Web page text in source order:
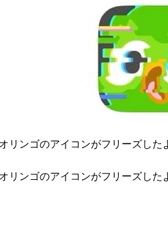
リンゴのアイコンがフリーズした
リンゴのアイコンがフリーズした